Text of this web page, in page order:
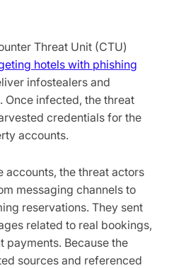
Threat Unit (CTU)
hotels with phishing
infostealers and
Once infected, the threat
credentials for the
accounts.
accounts, the threat actors
messaging channels to
reservations. They sent
related to real bookings,
payments. Because the
sources and referenced